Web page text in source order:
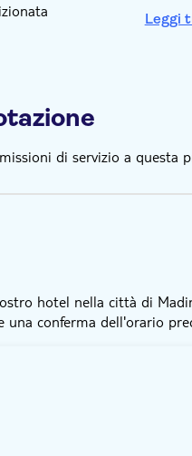
Leggi
di servizio a questa
hotel nella città di
una conferma dell'orario